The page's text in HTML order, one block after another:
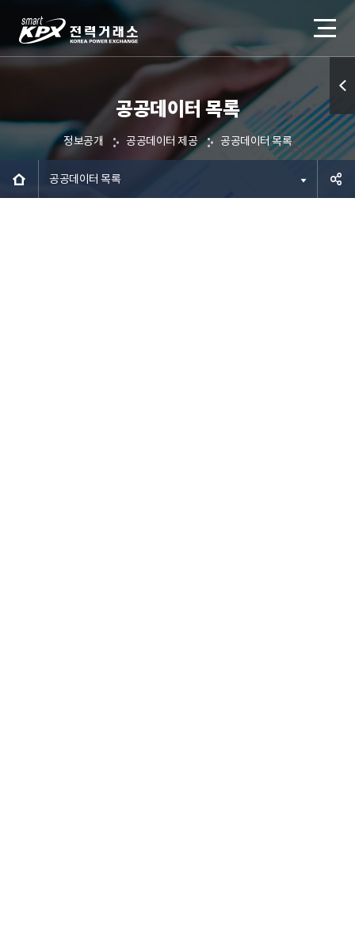
공공데이터 목록
정보공개 공공데이터 제공 공공데이터 목록
공공데이터 목록
퀵메
뉴 열
기